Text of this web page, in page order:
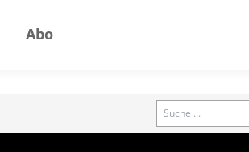
Abo
Search